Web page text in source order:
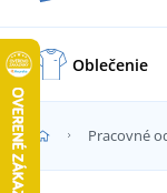
Oblečenie
Pracovné